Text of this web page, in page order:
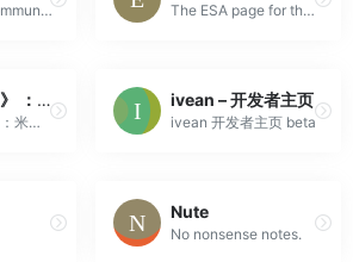
Your anime community forum for anime reccomendations, discussions, pictures, videos, AMVs, MADs, MMD & more! Everything anime on the planet! Share pic... The ESA page for the Hubble Space Telescope, the space-based observatory that has revolutionised modern astronomy.
《崩坏学园2》 ：少女们超越「命运」的决意之歌
《崩坏学园2》：米哈游崩坏系列经典之作。交织的悲恸轮回，指尖的动作世界，奏响少女们超越「命运」的决意之歌。
ivean – 开发者主页
ivean 开发者主页 beta
Nute
No nonsense notes.